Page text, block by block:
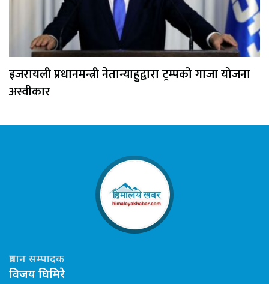
इजरायली प्रधानमन्त्री नेतान्याहुद्वारा ट्रम्पको गाजा योजना
अस्वीकार
प्रधान सम्पादक
विजय घिमिरे